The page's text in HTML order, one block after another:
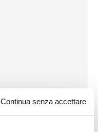
Continua senza accettare